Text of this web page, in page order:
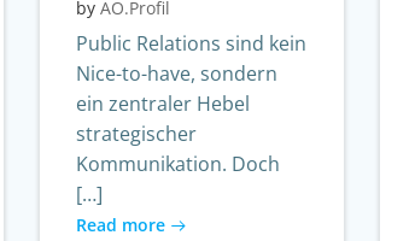
by AO.Profil
Public Relations sind kein
Nice-to-have, sondern
ein zentraler Hebel
strategischer
Kommunikation. Doch
[…]
Read more